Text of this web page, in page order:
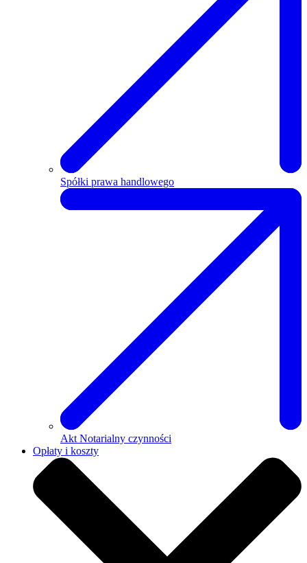
Spółki prawa handlowego
Akt Notarialny czynności
Opłaty i koszty